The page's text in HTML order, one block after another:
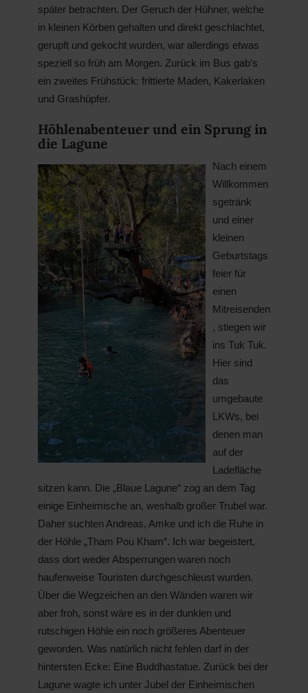
später betrachten. Der Geruch der Hühner, welche
in kleinen Körben gehalten und direkt geschlachtet,
gerupft und gekocht wurden, war allerdings etwas
speziell so früh am Morgen. Zurück im Bus gab’s
ein zweites Frühstück: frittierte Maden, Kakerlaken
und Grashüpfer.
Höhlenabenteuer und ein Sprung in
die Lagune
Nach einem
Willkommen
sgetränk
und einer
kleinen
Geburtstags
feier für
einen
Mitreisenden
, stiegen wir
ins Tuk Tuk.
Hier sind
das
umgebaute
LKWs, bei
denen man
auf der
Ladefläche
sitzen kann. Die „Blaue Lagune“ zog an dem Tag
einige Einheimische an, weshalb großer Trubel war.
Daher suchten Andreas, Amke und ich die Ruhe in
der Höhle „Tham Pou Kham“. Ich war begeistert,
dass dort weder Absperrungen waren noch
haufenweise Touristen durchgeschleust wurden.
Über die Wegzeichen an den Wänden waren wir
aber froh, sonst wäre es in der dunklen und
rutschigen Höhle ein noch größeres Abenteuer
geworden. Was natürlich nicht fehlen darf in der
hintersten Ecke: Eine Buddhastatue. Zurück bei der
Lagune wagte ich unter Jubel der Einheimischen